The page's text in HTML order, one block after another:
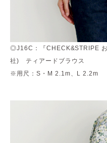
◎J16C：『CHECK&STRIPE
社) ティアードブラウス
※用尺：S・M 2.1m、L 2.2m